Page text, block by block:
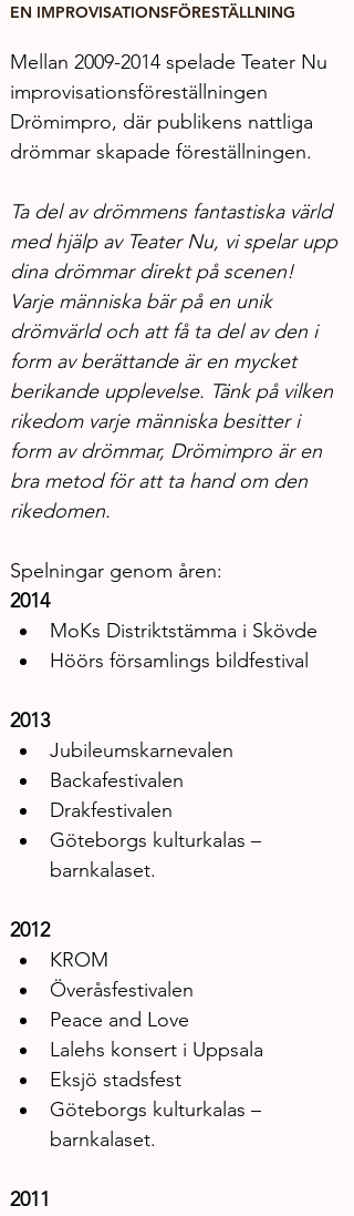
EN IMPROVISATIONSFÖRESTÄLLNING
Mellan 2009-2014 spelade Teater Nu
improvisationsföreställningen
Drömimpro, där publikens nattliga
drömmar skapade föreställningen.
Ta del av drömmens fantastiska värld
med hjälp av Teater Nu, vi spelar upp
dina drömmar direkt på scenen!
Varje människa bär på en unik
drömvärld och att få ta del av den i
form av berättande är en mycket
berikande upplevelse. Tänk på vilken
rikedom varje människa besitter i
form av drömmar, Drömimpro är en
bra metod för att ta hand om den
rikedomen.
Spelningar genom åren:
2014
MoKs Distriktstämma i Skövde
Höörs församlings bildfestival
2013
Jubileumskarnevalen
Backafestivalen
Drakfestivalen
Göteborgs kulturkalas –
barnkalaset.
2012
KROM
Överåsfestivalen
Peace and Love
Lalehs konsert i Uppsala
Eksjö stadsfest
Göteborgs kulturkalas –
barnkalaset.
2011